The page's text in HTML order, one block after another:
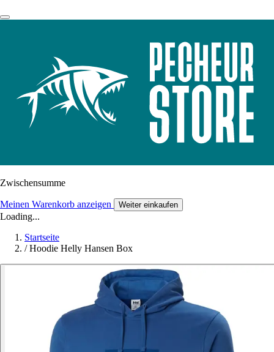
Zwischensumme
Meinen Warenkorb anzeigen Weiter einkaufen
Loading...
Startseite
/ Hoodie Helly Hansen Box